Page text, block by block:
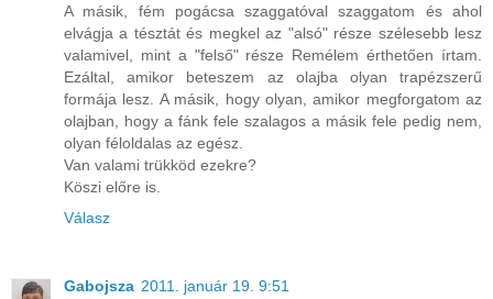
A másik, fém pogácsa szaggatóval szaggatom és ahol
elvágja a tésztát és megkel az "alsó" része szélesebb lesz
valamivel, mint a "felső" része Remélem érthetően írtam.
Ezáltal, amikor beteszem az olajba olyan trapézszerű
formája lesz. A másik, hogy olyan, amikor megforgatom az
olajban, hogy a fánk fele szalagos a másik fele pedig nem,
olyan féloldalas az egész.
Van valami trükköd ezekre?
Köszi előre is.
Válasz
Gabojsza 2011. január 19. 9:51